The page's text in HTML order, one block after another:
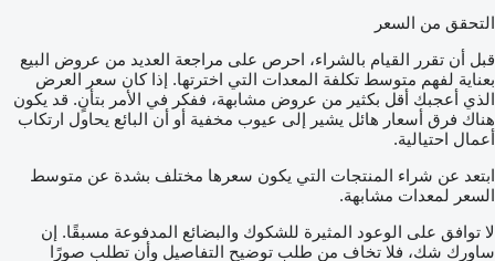
التحقق من السعر
قبل أن تقرر القيام بالشراء، احرص على مراجعة العديد من عروض البيع
بعناية لفهم متوسط تكلفة المعدات التي اخترتها. إذا كان سعر العرض
الذي أعجبك أقل بكثير من عروض مشابهة، ففكر في الأمر بتأنٍ. قد يكون
هناك فرق أسعار هائل يشير إلى عيوب مخفية أو أن البائع يحاول ارتكاب
أعمال احتيالية.
ابتعد عن شراء المنتجات التي يكون سعرها مختلف بشدة عن متوسط
السعر لمعدات مشابهة.
لا توافق على الوعود المثيرة للشكوك والبضائع المدفوعة مسبقًا. إن
ساورك شك، فلا تخاف من طلب توضيح التفاصيل وأن تطلب صورًا